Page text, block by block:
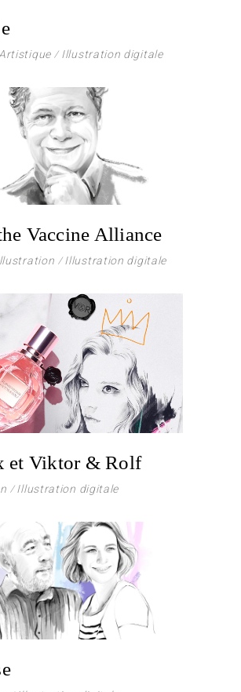
Illustration digitale
Vaccine Alliance
Illustration digitale
et Viktor & Rolf
Illustration digitale